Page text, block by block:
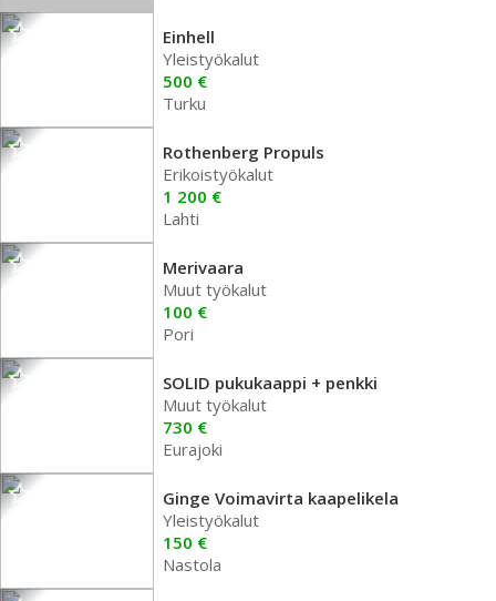
Einhell
Yleistyökalut
500 €
Turku
Rothenberg Propuls
Erikoistyökalut
1 200 €
Lahti
Merivaara
Muut työkalut
100 €
Pori
SOLID pukukaappi + penkki
Muut työkalut
730 €
Eurajoki
Ginge Voimavirta kaapelikela
Yleistyökalut
150 €
Nastola